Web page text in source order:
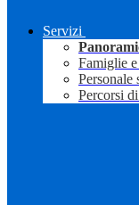
Servizi
Famiglie
Personale
Percorsi